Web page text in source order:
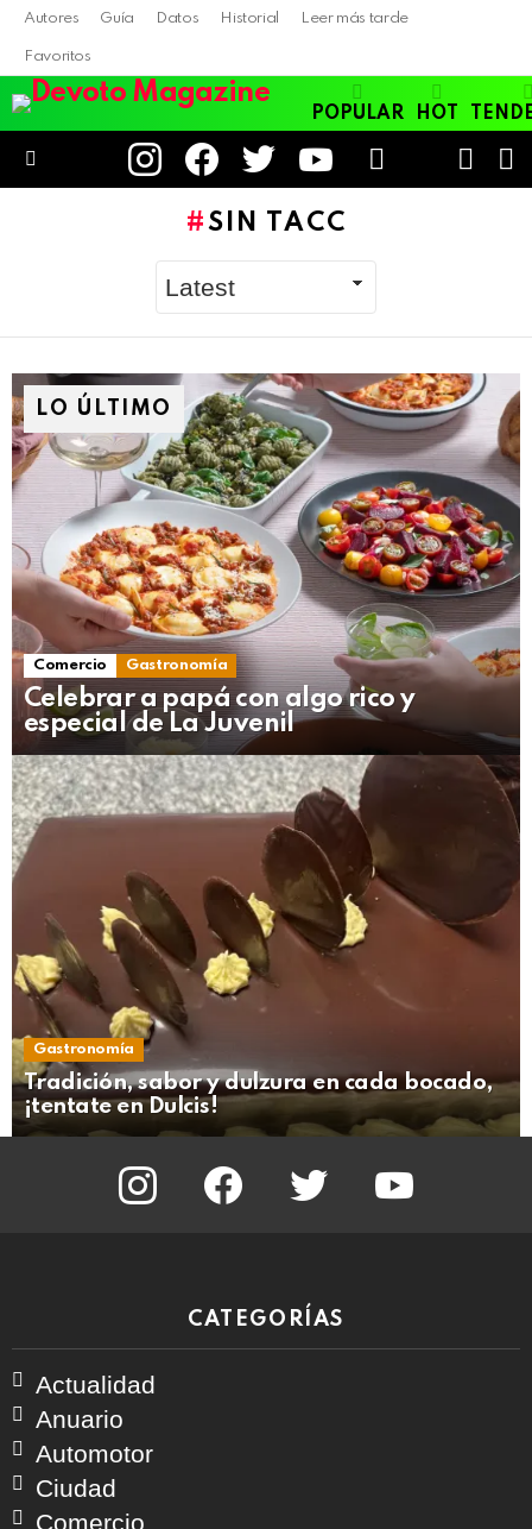
Autores Guía Datos Historial Leer más tarde
Favoritos
POPULAR HOT
instagramfacebooktwitter youtube
SKIN
SIN TACC
LO ÚLTIMO
Comercio Gastronomía
Celebrar a papá con algo rico y
especial de La Juvenil
Gastronomía
Tradición, sabor y dulzura en cada bocado,
¡tentate en Dulcis!
instagram facebook twitter
CATEGORÍAS
Actualidad
Anuario
Automotor
Ciudad
Comercio